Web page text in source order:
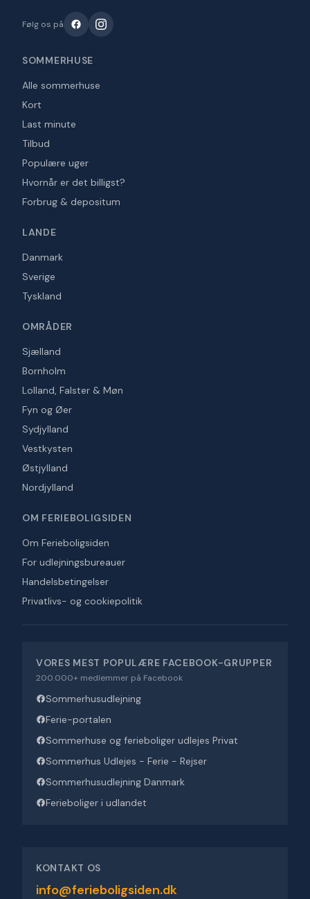
Følg os på
SOMMERHUSE
Alle sommerhuse
Kort
Last minute
Tilbud
Populære uger
Hvornår er det billigst?
Forbrug & depositum
LANDE
Danmark
Sverige
Tyskland
OMRÅDER
Sjælland
Bornholm
Lolland, Falster & Møn
Fyn og Øer
Sydjylland
Vestkysten
Østjylland
Nordjylland
OM FERIEBOLIGSIDEN
Om Ferieboligsiden
For udlejningsbureauer
Handelsbetingelser
Privatlivs- og cookiepolitik
VORES MEST POPULÆRE FACEBOOK-GRUPPER
200.000+ medlemmer på Facebook
Sommerhusudlejning
Ferie-portalen
Sommerhuse og ferieboliger udlejes Privat
Sommerhus Udlejes - Ferie - Rejser
Sommerhusudlejning Danmark
Ferieboliger i udlandet
KONTAKT OS
info@ferieboligsiden.dk